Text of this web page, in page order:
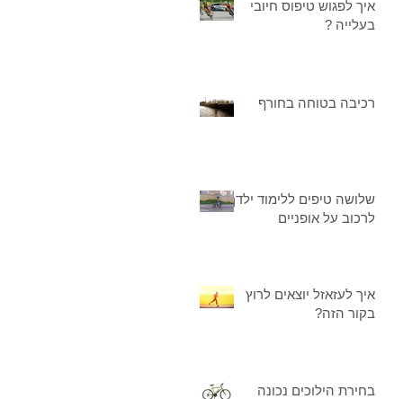
איך לפגוש טיפוס חיובי
בעלייה ?
רכיבה בטוחה בחורף
שלושה טיפים ללימוד ילדך
לרכוב על אופניים
איך לעזאזל יוצאים לרוץ
בקור הזה?
בחירת הילוכים נכונה